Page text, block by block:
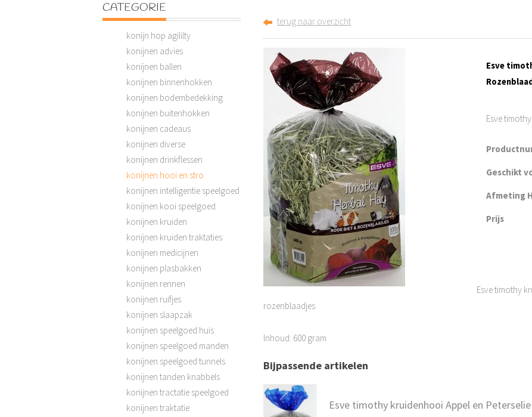
CATEGORIE
konijn hop agililty
konijnen advies
konijnen ballen
konijnen binnenhokken
konijnen bodembedekking
konijnen buitenhokken
konijnen cadeaus
konijnen diverse
konijnen drinkflessen
konijnen hooi en stro
konijnen intelligentie speelgoed
konijnen kooi speelgoed
konijnen kruiden
konijnen kruiden traktaties
konijnen medicijnen
konijnen plasbakken
konijnen rennen
konijnen ruifjes
konijnen slaapzak
konijnen speelgoed huis
konijnen speelgoed manden
konijnen speelgoed tunnels
konijnen tanden knabbels
konijnen tractatie speelgoed
konijnen traktatie
terug naar overzicht
Esve
Esve
Geschikt
Afmeting
Prijs
Esve timothy
rozenblaadjes
Inhoud: 600 gram
Bijpassende artikelen
Esve timothy kruidenhooi Appel en